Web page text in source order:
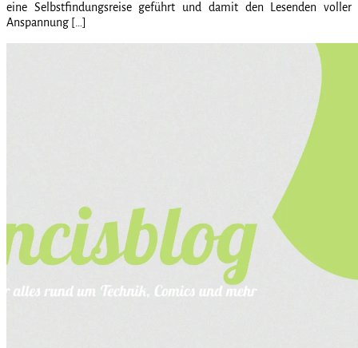
eine Selbstfindungsreise geführt und damit den Lesenden voller
Anspannung […]